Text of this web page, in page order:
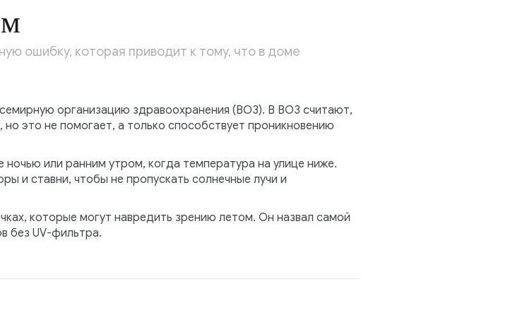
ошибку, которая приводит к тому, что в доме
организацию здравоохранения (ВОЗ). В ВОЗ считают,
это не помогает, а только способствует проникновению
или ранним утром, когда температура на улице ниже.
и ставни, чтобы не пропускать солнечные лучи и
которые могут навредить зрению летом. Он назвал самой
без UV-фильтра.